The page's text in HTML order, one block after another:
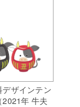
ザインテン
年 牛夫